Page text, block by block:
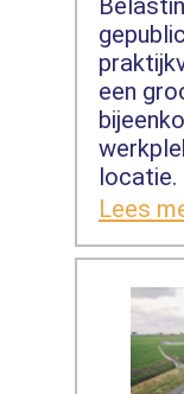
een
locatie.
Lees